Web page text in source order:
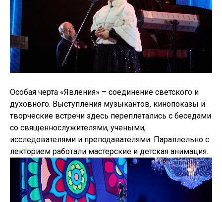
Особая черта «Явления» – соединение светского и
духовного. Выступления музыкантов, кинопоказы и
творческие встречи здесь переплетались с беседами
со священнослужителями, учеными,
исследователями и преподавателями. Параллельно с
лекторием работали мастерские и детская анимация.